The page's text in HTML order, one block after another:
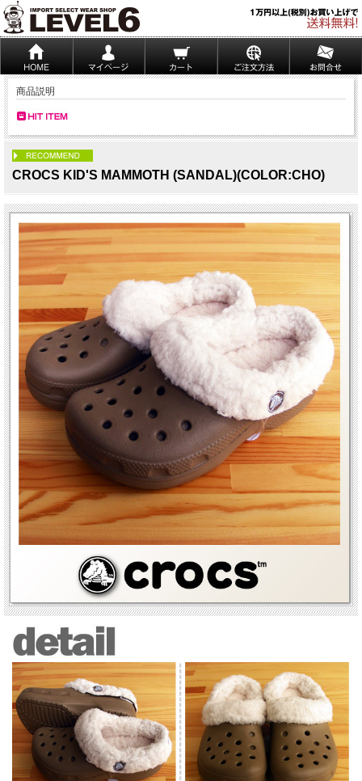
商品説明
CROCS KID'S MAMMOTH (SANDAL)(COLOR:CHO)